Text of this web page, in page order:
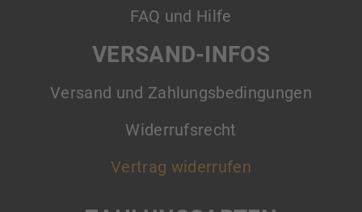
FAQ und Hilfe
VERSAND-INFOS
Versand und Zahlungsbedingungen
Widerrufsrecht
Vertrag widerrufen